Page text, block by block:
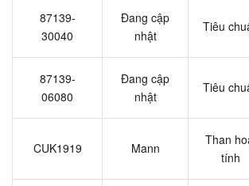
87139-
30040
Đang cập
nhật
Tiêu
87139-
06080
Đang cập
nhật
Tiêu
CUK1919 Mann
Than
tính